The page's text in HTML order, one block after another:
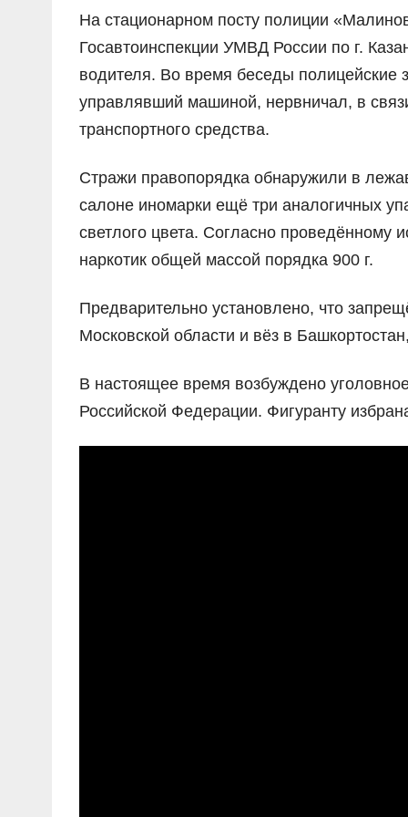
На стационарном посту полиции
Госавтоинспекции УМВД России по г.
водителя. Во время беседы полицейские
управлявший машиной, нервничал, в
транспортного средства.
Стражи правопорядка обнаружили в
салоне иномарки ещё три аналогичных
светлого цвета. Согласно проведённому
наркотик общей массой порядка 900 г.
Предварительно установлено, что
Московской области и вёз в
В настоящее время возбуждено
Российской Федерации. Фигуранту